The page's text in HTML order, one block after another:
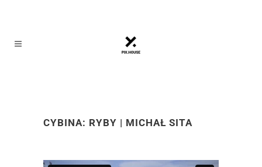
CYBINA: RYBY | MICHAŁ SITA